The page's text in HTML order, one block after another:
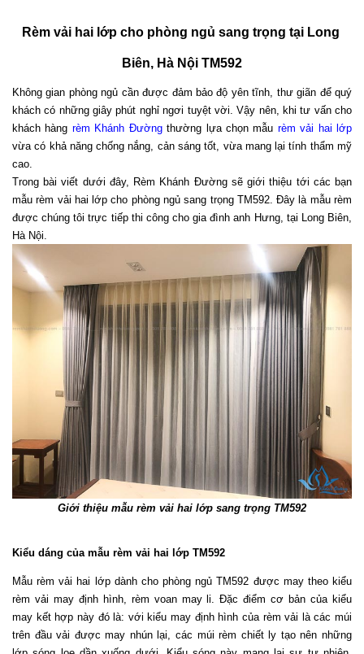
Rèm vải hai lớp cho phòng ngủ sang trọng tại Long
Biên, Hà Nội TM592
Không gian phòng ngủ cần được đảm bảo độ yên tĩnh, thư giãn để quý
khách có những giây phút nghỉ ngơi tuyệt vời. Vậy nên, khi tư vấn cho
khách hàng rèm Khánh Đường thường lựa chọn mẫu rèm vải hai lớp
vừa có khả năng chống nắng, cản sáng tốt, vừa mang lại tính thẩm mỹ
cao.
Trong bài viết dưới đây, Rèm Khánh Đường sẽ giới thiệu tới các bạn
mẫu rèm vải hai lớp cho phòng ngủ sang trọng TM592. Đây là mẫu rèm
được chúng tôi trực tiếp thi công cho gia đình anh Hưng, tại Long Biên,
Hà Nội.
Giới thiệu mẫu rèm vải hai lớp sang trọng TM592
Kiểu dáng của mẫu rèm vải hai lớp TM592
Mẫu rèm vải hai lớp dành cho phòng ngủ TM592 được may theo kiểu
rèm vải may định hình, rèm voan may li. Đặc điểm cơ bản của kiểu
may kết hợp này đó là: với kiểu may định hình của rèm vải là các múi
trên đầu vải được may nhún lại, các múi rèm chiết ly tạo nên những